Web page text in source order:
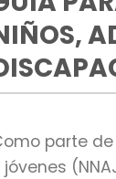
parte
jóvenes